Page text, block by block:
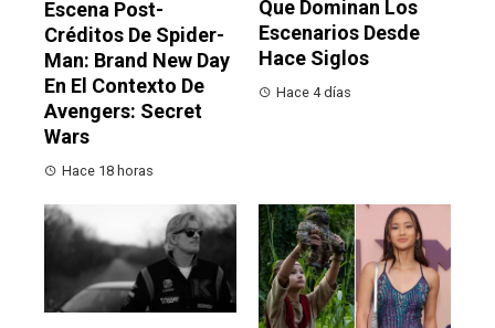
Escena Post-
Créditos De Spider-
Man: Brand New Day
En El Contexto De
Avengers: Secret
Wars
Hace 18 horas
Que Dominan Los
Escenarios Desde
Hace Siglos
Hace 4 días